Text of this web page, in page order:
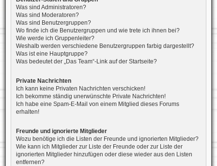
Was sind Administratoren?
Was sind Moderatoren?
Was sind Benutzergruppen?
Wo finde ich die Benutzergruppen und wie trete ich ihnen bei?
Wie werde ich Gruppenleiter?
Weshalb werden verschiedene Benutzergruppen farbig dargestellt?
Was ist eine Hauptgruppe?
Was bedeutet der „Das Team“-Link auf der Startseite?
Private Nachrichten
Ich kann keine Privaten Nachrichten verschicken!
Ich bekomme ständig unerwünschte Private Nachrichten!
Ich habe eine Spam-E-Mail von einem Mitglied dieses Forums
erhalten!
Freunde und ignorierte Mitglieder
Wozu benötige ich die Listen der Freunde und ignorierten Mitglieder?
Wie kann ich Mitglieder zur Liste der Freunde oder zur Liste der
ignorierten Mitglieder hinzufügen oder diese wieder aus den Listen
entfernen?